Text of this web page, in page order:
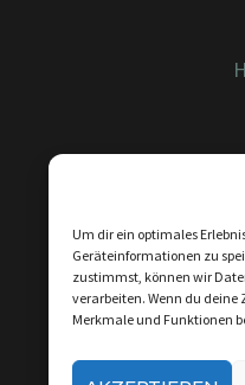
Um dir ein optimales
Geräteinformationen zu
zustimmst, können wir
verarbeiten. Wenn du
Merkmale und Funktionen